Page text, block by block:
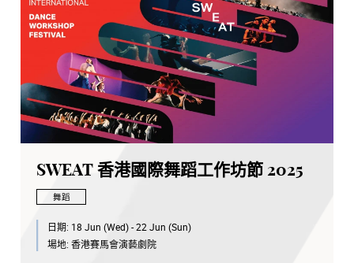
SWEAT 香港國際舞蹈工作坊節 2025
舞蹈
日期: 18 Jun (Wed) - 22 Jun (Sun)
場地: 香港賽馬會演藝劇院